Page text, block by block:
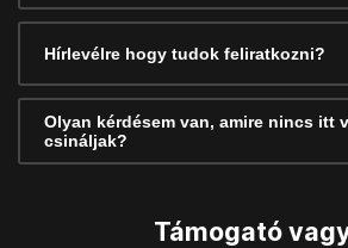
Hírlevélre hogy tudok feliratkozni?
Olyan kérdésem van, amire nincs itt
csináljak?
Támogató